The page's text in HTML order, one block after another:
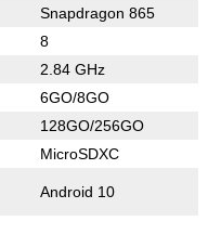
Snapdragon 865
8
2.84 GHz
6GO/8GO
128GO/256GO
MicroSDXC
Android 10